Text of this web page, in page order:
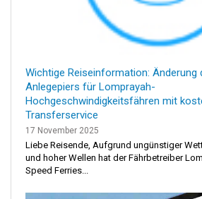
Wichtige Reiseinformation: Änderung
Anlegepiers für Lomprayah-
Hochgeschwindigkeitsfähren mit
Transferservice
17 November 2025
Liebe Reisende, Aufgrund ungünstiger
und hoher Wellen hat der Fährbetreiber
Speed Ferries...